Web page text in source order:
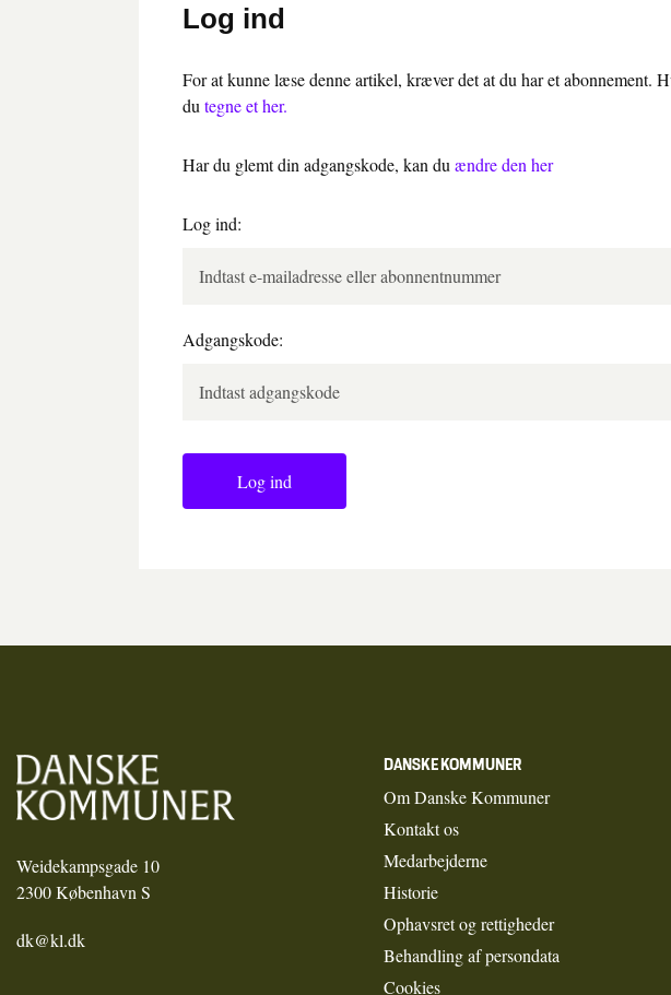
Log ind
For at kunne læse denne artikel, kræver det at du har et abonnement.
du tegne et her.
Har du glemt din adgangskode, kan du ændre den her
Log ind:
Adgangskode:
Log ind
Weidekampsgade 10
2300 København S
dk@kl.dk
DANSKE KOMMUNER
Om Danske Kommuner
Kontakt os
Medarbejderne
Historie
Ophavsret og rettigheder
Behandling af persondata
Cookies